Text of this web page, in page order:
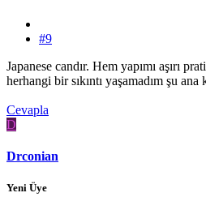
#9
Japanese candır. Hem yapımı aşırı
herhangi bir sıkıntı yaşamadım şu ana
Cevapla
D
Drconian
Yeni Üye